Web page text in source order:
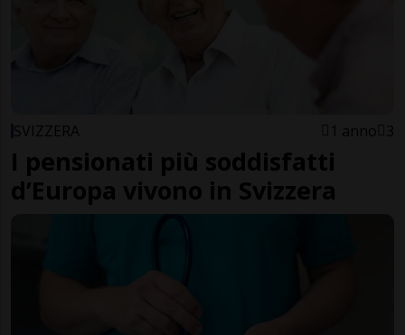
SVIZZERA 1 anno 3
I pensionati più soddisfatti
d’Europa vivono in Svizzera